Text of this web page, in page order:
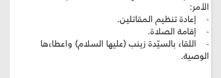
الأمر:
- إعادة تنظيم المقاتلين.
- إقامة الصلاة.
- اللقاء بالسيّدة زينب (عليها السلام) واعطاءها
الوصية.